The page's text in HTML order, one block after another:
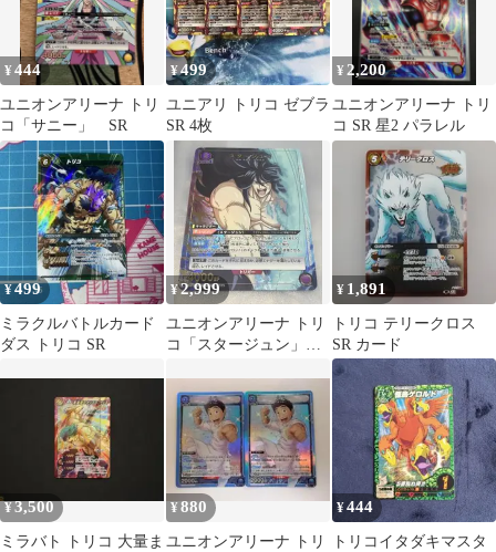
¥444
ユニオンアリーナ トリ
コ「サニー」 SR
¥499
ユニアリ トリコ ゼブラ
SR 4枚
¥2,200
ユニオンアリーナ トリ
コ SR 星2 パラレル
¥499
ミラクルバトルカード
ダス トリコ SR
¥2,999
ユニオンアリーナ トリ
コ「スタージュン」
ーパーレア★）
¥ 1,891
トリコ テリークロス
SR カード
¥3,500
ミラバト トリコ 大量ま
¥880
ユニオンアリーナ トリ
¥444
トリコイタダキマスタ